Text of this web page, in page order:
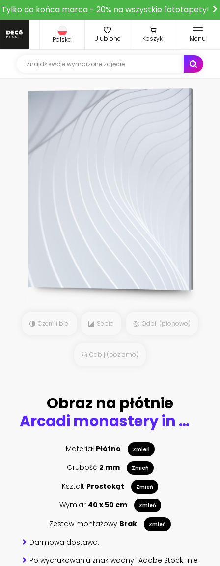
Tylko do końca marca - 20% na wszystkie fototapety!
Polska Ulubione Koszyk Menu
Czerń i biel Sepia Odbij (pionowo)
Odbij (poziomo)
Obraz na płótnie
Arcadi monastery in Crete, opened old door to beautiful inner garden
Materiał Płótno Zmień
Grubość 2 mm Zmień
Kształt Prostokąt Zmień
Wymiar 40 x 50 cm Zmień
Zestaw montażowy Brak Zmień
Darmowa dostawa.
Po wydrukowaniu znak wodny "Adobe Stock" nie